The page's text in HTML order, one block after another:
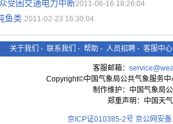
受困交通电力中断2011-06-16 18:26:04
鱼类 2011-02-23 16:30:04
关于我们 - 联系我们 - 帮助 - 人员招聘 - 客服中心
客服邮箱：
Copyright©中国气象局公共气象服务
制作维护：中国气象局
郑重声明：中国天
京ICP证010385-2号 京公网安